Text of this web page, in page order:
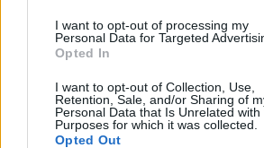
I want to opt-out of processing my
Personal Data for Targeted
Opted In
I want to opt-out of Collection, Use,
Retention, Sale, and/or Sharing of
Personal Data that Is Unrelated with
Purposes for which it was collected.
Opted Out